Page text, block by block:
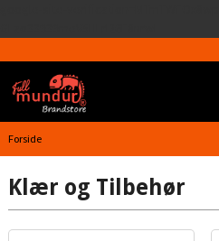
innholdet
Forside
Klær og Tilbehør